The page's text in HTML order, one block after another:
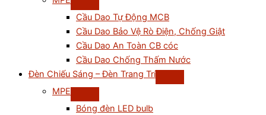
Cầu Dao Tự Động MCB
Cầu Dao Bảo Vệ Rò Điện, Chống Giật
Cầu Dao An Toàn CB cóc
Cầu Dao Chống Thấm Nước
Đèn Chiếu Sáng – Đèn Trang Trí
MPE
Bóng đèn LED bulb